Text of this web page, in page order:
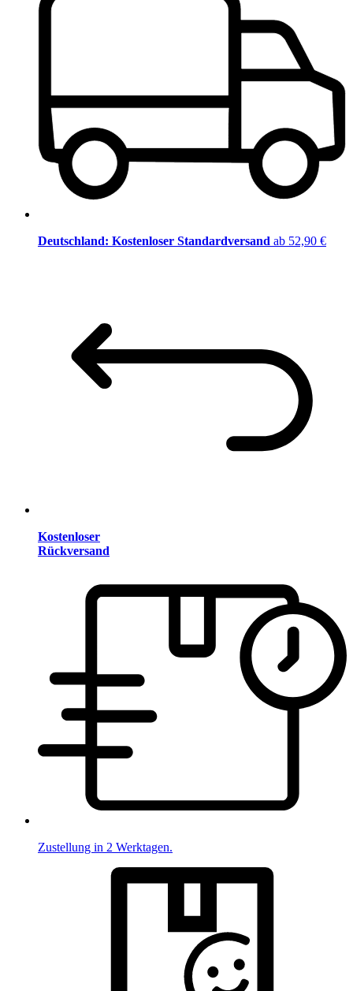
Deutschland: Kostenloser Standardversand ab 52,90 €
Kostenloser
Rückversand
Zustellung in 2 Werktagen.